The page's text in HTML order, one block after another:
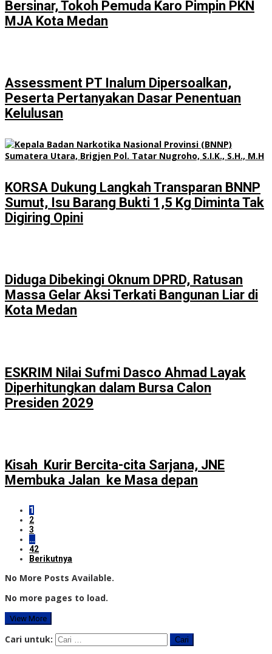
Bersinar, Tokoh Pemuda Karo Pimpin PKN
MJA Kota Medan
Assessment PT Inalum Dipersoalkan,
Peserta Pertanyakan Dasar Penentuan
Kelulusan
KORSA Dukung Langkah Transparan BNNP
Sumut, Isu Barang Bukti 1,5 Kg Diminta Tak
Digiring Opini
Diduga Dibekingi Oknum DPRD, Ratusan
Massa Gelar Aksi Terkati Bangunan Liar di
Kota Medan
ESKRIM Nilai Sufmi Dasco Ahmad Layak
Diperhitungkan dalam Bursa Calon
Presiden 2029
Kisah Kurir Bercita-cita Sarjana, JNE
Membuka Jalan ke Masa depan
1
2
3
…
42
Berikutnya
No More Posts Available.
No more pages to load.
View More
Cari untuk: